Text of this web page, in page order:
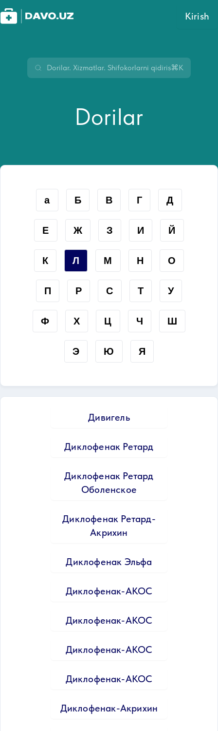
Kirish
⌘K
Dorilar
а Б В Г Д
Е Ж З И Й
К Л М Н О
П Р С Т У
Ф Х Ц Ч Ш
Э Ю Я
Дивигель
Диклофенак Ретард
Диклофенак Ретард
Оболенское
Диклофенак Ретард-
Акрихин
Диклофенак Эльфа
Диклофенак-АКОС
Диклофенак-АКОС
Диклофенак-АКОС
Диклофенак-АКОС
Диклофенак-Акрихин